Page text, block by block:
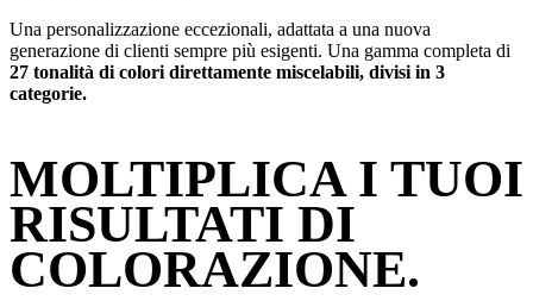
Una personalizzazione eccezionali, adattata a una nuova
generazione di clienti sempre più esigenti. Una gamma completa di
27 tonalità di colori direttamente miscelabili, divisi in 3
categorie.
MOLTIPLICA I TUOI
RISULTATI DI
COLORAZIONE.